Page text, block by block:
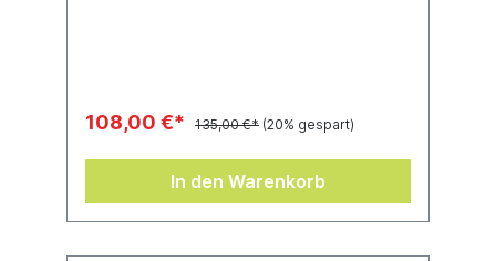
108,00 €* 135,00 €* (20% gespart)
In den Warenkorb